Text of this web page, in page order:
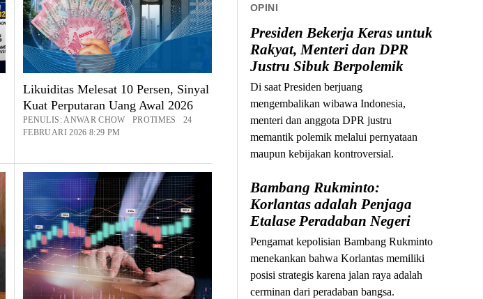
Likuiditas Melesat 10 Persen, Sinyal
Kuat Perputaran Uang Awal 2026
PENULIS: ANWAR CHOW PROTIMES 24
FEBRUARI 2026 8:29 PM
OPINI
Presiden Bekerja Keras untuk
Rakyat, Menteri dan DPR
Justru Sibuk Berpolemik
Di saat Presiden berjuang
mengembalikan wibawa Indonesia,
menteri dan anggota DPR justru
memantik polemik melalui pernyataan
maupun kebijakan kontroversial.
Bambang Rukminto:
Korlantas adalah Penjaga
Etalase Peradaban Negeri
Pengamat kepolisian Bambang Rukminto
menekankan bahwa Korlantas memiliki
posisi strategis karena jalan raya adalah
cerminan dari peradaban bangsa.